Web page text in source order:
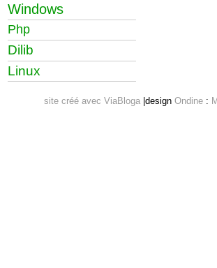
Windows
Php
Dilib
Linux
site créé avec ViaBloga|design Ondine: